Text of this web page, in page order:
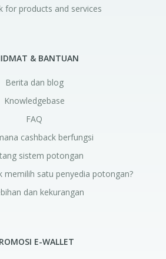
for products and services
& BANTUAN
Berita dan blog
Knowledgebase
FAQ
cashback berfungsi
sistem potongan
memilih satu penyedia potongan?
dan kekurangan
E-WALLET